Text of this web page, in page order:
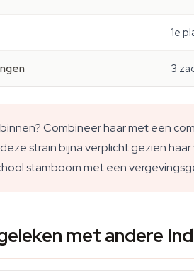
1e
3
Combineer haar met een
strain bijna verplicht gezien
stamboom met een
met andere